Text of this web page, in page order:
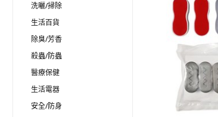
洗曬/掃除
生活百貨
除臭/芳香
殺蟲/防蟲
醫療保健
生活電器
安全/防身